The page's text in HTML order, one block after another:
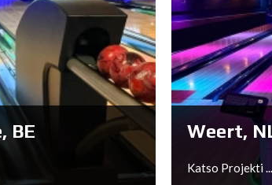
Katso Projekti
BE Weert,
Katso Projekti ...